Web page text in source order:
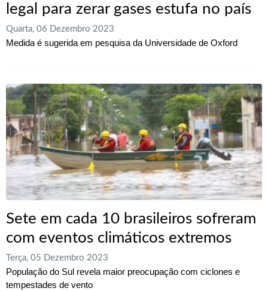
legal para zerar gases estufa no país
Quarta, 06 Dezembro 2023
Medida é sugerida em pesquisa da Universidade de Oxford
Sete em cada 10 brasileiros sofreram
com eventos climáticos extremos
Terça, 05 Dezembro 2023
População do Sul revela maior preocupação com ciclones e
tempestades de vento